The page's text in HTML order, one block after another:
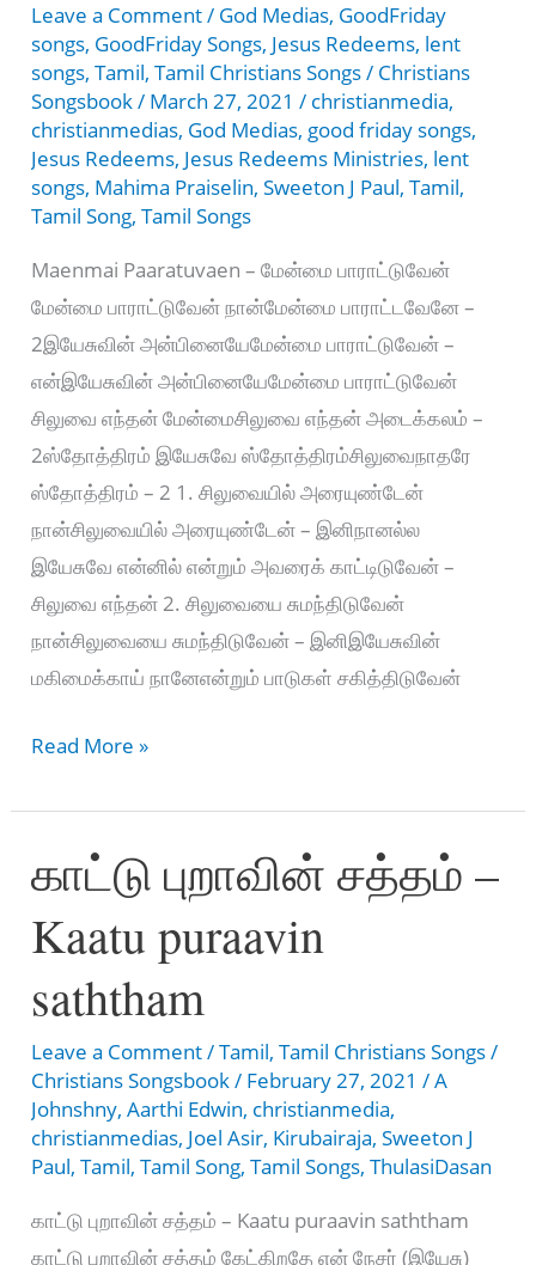
Leave a Comment/ God Medias, GoodFriday
songs, GoodFriday Songs, Jesus Redeems, lent
songs,Tamil,Tamil Christians Songs/ Christians
Songsbook/ March 27, 2021/ christianmedia,
christianmedias, God Medias, good friday songs,
Jesus Redeems, Jesus Redeems Ministries, lent
songs, Mahima Praiselin,Sweeton J Paul,Tamil,
Tamil Song,Tamil Songs
Maenmai Paaratuvaen – மேன்மை பாராட்டுவேன்
மேன்மை பாராட்டுவேன் நான்மேன்மை பாராட்டவேனே –
2இயேசுவின் அன்பினையேமேன்மை பாராட்டுவேன் –
என்இயேசுவின் அன்பினையேமேன்மை பாராட்டுவேன்
சிலுவை எந்தன் மேன்மைசிலுவை எந்தன் அடைக்கலம் –
2ஸ்தோத்திரம் இயேசுவே ஸ்தோத்திரம்சிலுவைநாதரே
ஸ்தோத்திரம் – 2 1. சிலுவையில் அரையுண்டேன்
நான்சிலுவையில் அரையுண்டேன் – இனிநானல்ல
இயேசுவே என்னில் என்றும் அவரைக் காட்டிடுவேன் –
சிலுவை எந்தன் 2. சிலுவையை சுமந்திடுவேன்
நான்சிலுவையை சுமந்திடுவேன் – இனிஇயேசுவின்
மகிமைக்காய் நானேஎன்றும் பாடுகள் சகித்திடுவேன்
Maenmai
–
மேன்மை
பாராட்டுவேன்
Read More »
காட்டு புறாவின் சத்தம் –
Kaatu puraavin
saththam
Leave a Comment/Tamil,Tamil Christians Songs/
Christians Songsbook/ February 27, 2021/A
Johnshny,Aarthi Edwin, christianmedia,
christianmedias, Joel Asir, Kirubairaja,Sweeton J
Paul,Tamil,Tamil Song,Tamil Songs,ThulasiDasan
காட்டு புறாவின் சத்தம் – Kaatu puraavin saththam
காட்டு புறாவின் சத்தம் கேட்கிறதே என் நேசர் (இயேசு)